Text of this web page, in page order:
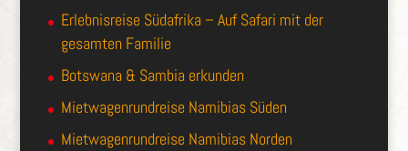
Erlebnisreise Südafrika – Auf Safari mit der
gesamten Familie
Botswana & Sambia erkunden
Mietwagenrundreise Namibias Süden
Mietwagenrundreise Namibias Norden